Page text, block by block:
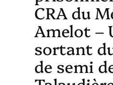
CRA du
Amelot –
sortant
de semi